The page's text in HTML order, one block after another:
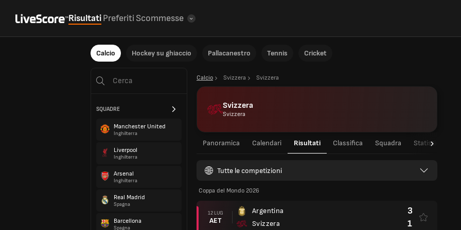
RisultatiPreferiti Scommesse
Calcio Hockey su ghiaccio Pallacanestro Tennis Cricket
SQUADRE
Manchester United
Inghilterra
Liverpool
Inghilterra
Arsenal
Inghilterra
Real Madrid
Spagna
Barcellona
Spagna
Calcio Svizzera Svizzera
Svizzera
Svizzera
Panoramica Calendari Risultati Classifica Squadra Statistiche dei
Tutte le competizioni
Coppa del Mondo 2026
12 LUG
AET
Argentina
Svizzera
3
1